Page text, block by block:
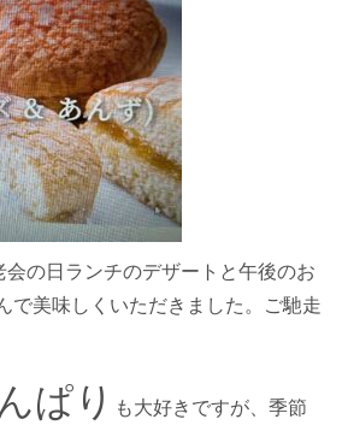
の日ランチのデザートと午後のお
で美味しくいただきました。ご馳走
ぱり も大好きですが、季節